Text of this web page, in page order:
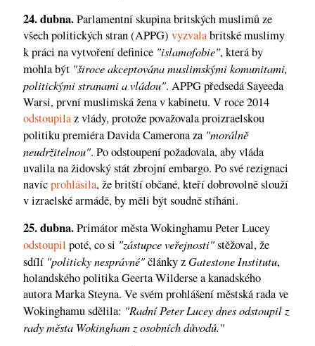
24. dubna.Parlamentní skupina britských muslimů ze
všech politických stran (APPG) vyzvalabritské muslimy
k práci na vytvoření definice "islamofobie", která by
mohla být "široce akceptována muslimskými komunitami,
politickými stranami a vládou". APPG předsedá Sayeeda
Warsi, první muslimská žena v kabinetu. V roce 2014
odstoupilaz vlády, protože považovala proizraelskou
politiku premiéra Davida Camerona za "morálně
neudržitelnou". Po odstoupení požadovala, aby vláda
uvalila na židovský stát zbrojní embargo. Po své rezignaci
navícprohlásila, že britští občané, kteří dobrovolně slouží
v izraelské armádě, by měli být soudně stíháni.
25. dubna.Primátor města Wokinghamu Peter Lucey
odstoupil poté, co si "zástupce veřejnosti"stěžoval, že
sdílí "politicky nesprávné"články zGatestone Institutu,
holandského politika Geerta Wilderse a kanadského
autora Marka Steyna. Ve svém prohlášení městská rada ve
Wokinghamu sdělila: "Radní Peter Lucey dnes odstoupil z
rady města Wokingham z osobních důvodů."